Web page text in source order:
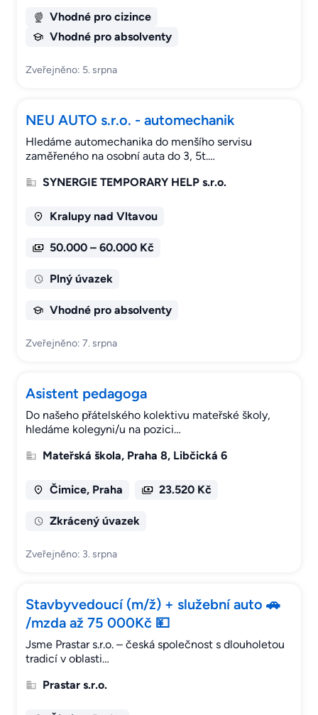
Vhodné pro cizince
Vhodné pro absolventy
Zveřejněno: 5. srpna
NEU AUTO s.r.o. - automechanik
Hledáme automechanika do menšího servisu
zaměřeného na osobní auta do 3, 5t.…
SYNERGIE TEMPORARY HELP s.r.o.
Kralupy nad Vltavou
50.000 – 60.000 Kč
Plný úvazek
Vhodné pro absolventy
Zveřejněno: 7. srpna
Asistent pedagoga
Do našeho přátelského kolektivu mateřské školy,
hledáme kolegyni/u na pozici…
Mateřská škola, Praha 8, Libčická 6
Čimice, Praha 23.520 Kč
Zkrácený úvazek
Zveřejněno: 3. srpna
Stavbyvedoucí (m/ž) + služební auto 🚗
/mzda až 75 000Kč 💴
Jsme Prastar s.r.o. – česká společnost s dlouholetou
tradicí v oblasti…
Prastar s.r.o.